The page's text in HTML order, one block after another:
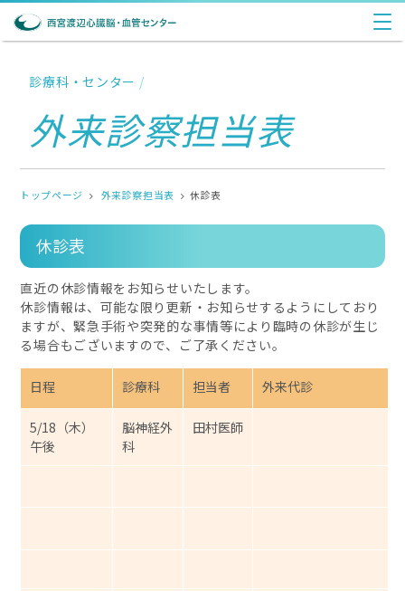
診療科・センター /
外来診察担当表
トップページ 外来診察担当表 休診表
休診表
直近の休診情報をお知らせいたします。
休診情報は、可能な限り更新・お知らせするようにしており
ますが、緊急手術や突発的な事情等により臨時の休診が生じ
る場合もございますので、ご了承ください。
日程 診療科 担当者 外来代診
5/18（木）
午後
脳神経外
科
田村医師